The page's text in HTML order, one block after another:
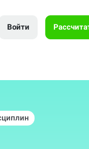
Войти